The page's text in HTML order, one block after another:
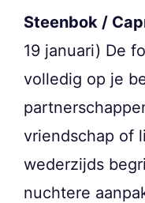
Steenbok /
19 januari) De
volledig op je
vriendschap of
wederzijds
nuchtere